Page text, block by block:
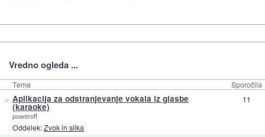
Vredno ogleda ...
Tema Sporočila
» Aplikacija za odstranjevanje vokala iz glasbe
(karaoke)
poweroff
Oddelek:Zvok in slika
11